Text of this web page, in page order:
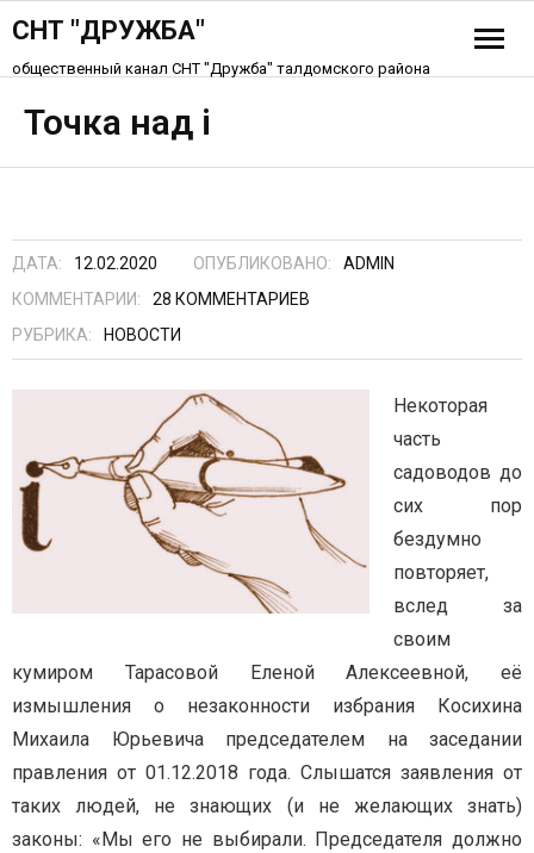
СНТ "ДРУЖБА"
общественный канал СНТ "Дружба" талдомского района
Схема СНТ «Дружба»
Точка над i
ДАТА: 12.02.2020 ОПУБЛИКОВАНО:
ADMIN
КОММЕНТАРИИ:
28 КОММЕНТАРИЕВ
РУБРИКА:
НОВОСТИ
Некоторая
часть
садоводов до
сих пор
бездумно
повторяет,
вслед за
своим
кумиром Тарасовой Еленой Алексеевной, её
измышления о незаконности избрания Косихина
Михаила Юрьевича председателем на заседании
правления от 01.12.2018 года. Слышатся заявления от
таких людей, не знающих (и не желающих знать)
законы: «Мы его не выбирали. Председателя должно